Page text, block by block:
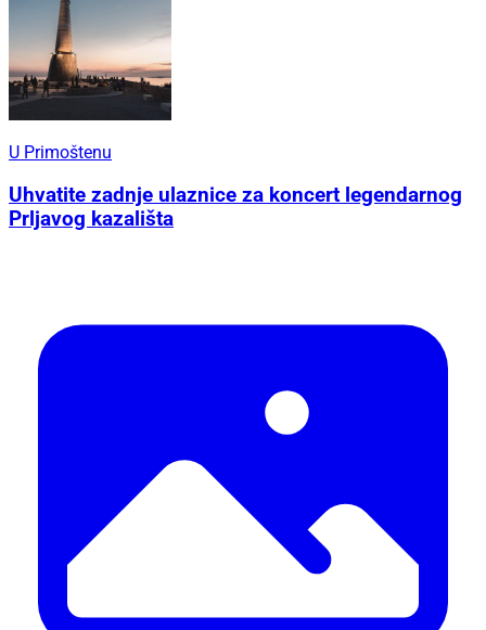
U Primoštenu
Uhvatite zadnje ulaznice za koncert legendarnog
Prljavog kazališta